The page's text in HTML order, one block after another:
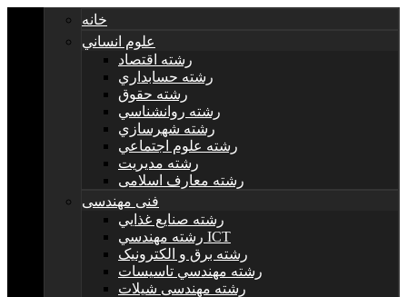
خانه
علوم انساني
رشته اقتصاد
رشته حسابداري
رشته حقوق
رشته روانشناسي
رشته شهرسازي
رشته علوم اجتماعي
رشته مديريت
رشته معارف اسلامی
فنی مهندسی
رشته صنايع غذايي
رشته مهندسي ICT
رشته برق و الکترونيک
رشته مهندسي تاسيسات
رشته مهندسی شیلات